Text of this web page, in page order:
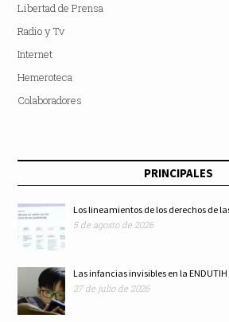
Libertad de Prensa
Radio y Tv
Internet
Hemeroteca
Colaboradores
PRINCIPALES
Los lineamientos de los derechos de
5 de agosto de 2026
Las infancias invisibles en la ENDUTIH
27 de julio de 2026